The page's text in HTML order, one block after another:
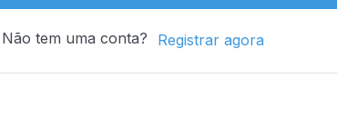
Não tem uma conta? Registrar agora